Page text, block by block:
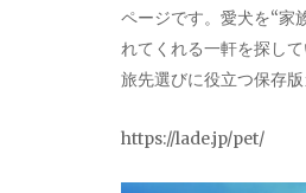
ページです。愛犬を“家
れてくれる一軒を探し
旅先選びに役立つ保存版
https://lade.jp/pet/